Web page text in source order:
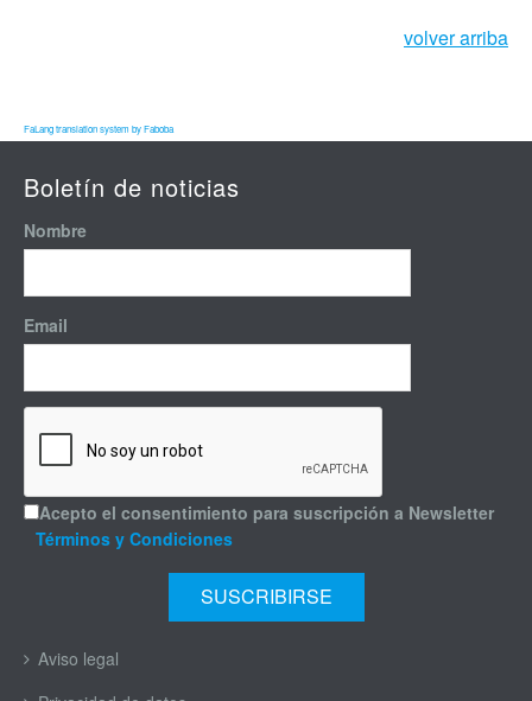
volver arriba
FaLang translation system by Faboba
Boletín de noticias
Nombre
Email
Acepto el consentimiento para suscripción a Newsletter
Términos y Condiciones
Aviso legal